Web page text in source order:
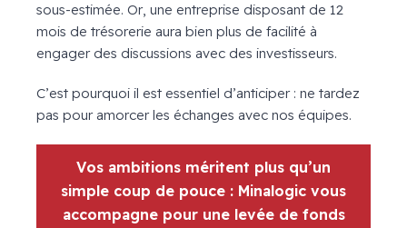
sous-estimée. Or, une entreprise disposant de 12
mois de trésorerie aura bien plus de facilité à
engager des discussions avec des investisseurs.
C’est pourquoi il est essentiel d’anticiper : ne tardez
pas pour amorcer les échanges avec nos équipes.
Vos ambitions méritent plus qu’un
simple coup de pouce : Minalogic vous
accompagne pour une levée de fonds